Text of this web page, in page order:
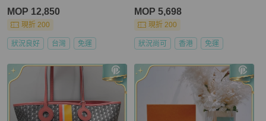
MOP 12,850
現折 200
狀況良好 台灣 免運
MOP 5,698
現折 200
狀況尚可 香港 免運